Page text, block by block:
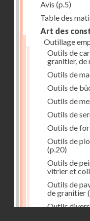
Avis (p.5)
Table des
Art des
Outillage
Outils de
granitier, de
Outils de
Outils de
Outils de
Outils de
Outils de
Outils de
(p.20)
Outils de
vitrier et
Outils de
de granitier
Outils divers